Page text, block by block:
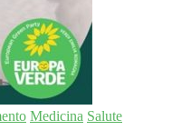
Medicina Salute